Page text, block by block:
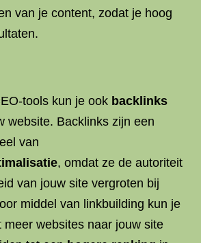
van je content, zodat je hoog
tools kun je ook backlinks
website. Backlinks zijn een
van
, omdat ze de autoriteit
van jouw site vergroten bij
middel van linkbuilding kun je
meer websites naar jouw site